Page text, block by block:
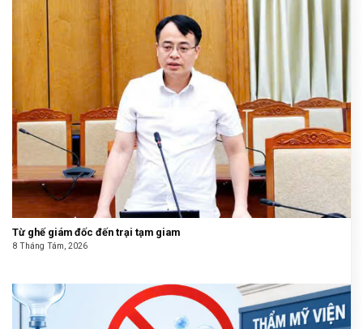
Từ ghế giám đốc đến trại tạm giam
8 Tháng Tám, 2026